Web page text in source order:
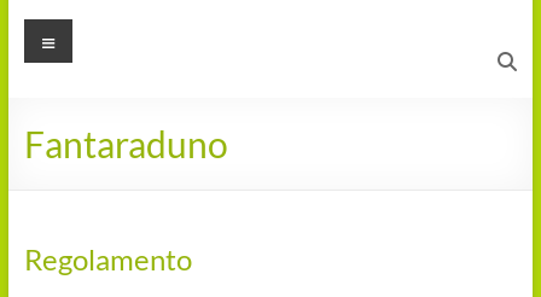
Menu
Fantaraduno
Regolamento